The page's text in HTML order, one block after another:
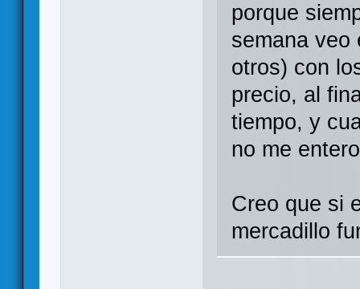
porque
semana veo
otros) con
precio, al
tiempo, y
no me entero
Creo que si
mercadillo